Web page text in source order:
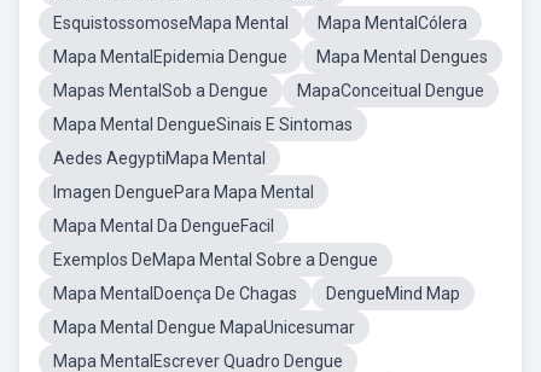
EsquistossomoseMapa Mental
Mapa MentalCólera
Mapa MentalEpidemia Dengue
Mapa Mental Dengues
Mapas MentalSob a Dengue
MapaConceitual Dengue
Mapa Mental DengueSinais E Sintomas
Aedes AegyptiMapa Mental
Imagen DenguePara Mapa Mental
Mapa Mental Da DengueFacil
Exemplos DeMapa Mental Sobre a Dengue
Mapa MentalDoença De Chagas
DengueMind Map
Mapa Mental Dengue MapaUnicesumar
Mapa MentalEscrever Quadro Dengue